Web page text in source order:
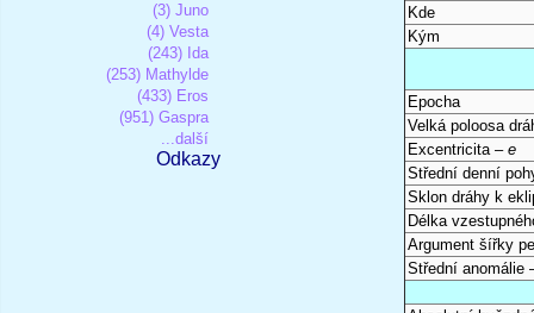
(3) Juno
(4) Vesta
(243) Ida
(253) Mathylde
(433) Eros
(951) Gaspra
...další
Odkazy
Kde
Kým
Epocha
Velká poloosa
Excentricita –e
Střední denní
Sklon dráhy k
Délka
Argument šířky
Střední anomálie